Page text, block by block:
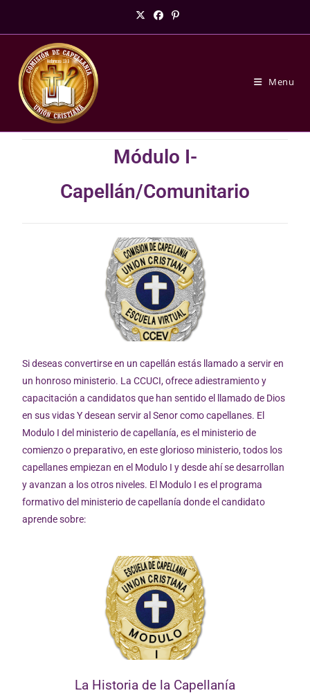
Menu
Módulo I-
Capellán/Comunitario
Si deseas convertirse en un capellán estás llamado a servir en
un honroso ministerio. La CCUCI, ofrece adiestramiento y
capacitación a candidatos que han sentido el llamado de Dios
en sus vidas Y desean servir al Senor como capellanes. El
Modulo I del ministerio de capellanía, es el ministerio de
comienzo o preparativo, en este glorioso ministerio, todos los
capellanes empiezan en el Modulo I y desde ahí se desarrollan
y avanzan a los otros niveles. El Modulo I es el programa
formativo del ministerio de capellanía donde el candidato
aprende sobre:
La Historia de la Capellanía